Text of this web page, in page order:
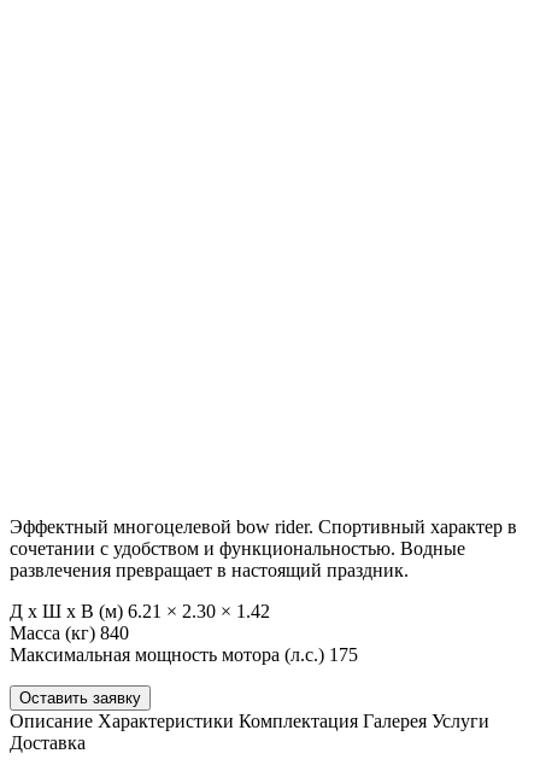
Эффектный многоцелевой bow rider. Спортивный характер в
сочетании с удобством и функциональностью. Водные
развлечения превращает в настоящий праздник.
Д х Ш х В (м) 6.21 × 2.30 × 1.42
Масса (кг) 840
Максимальная мощность мотора (л.с.) 175
Оставить заявку
Описание Характеристики Комплектация Галерея Услуги
Доставка